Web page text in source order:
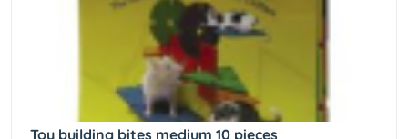
Toy building bites medium 10 pieces